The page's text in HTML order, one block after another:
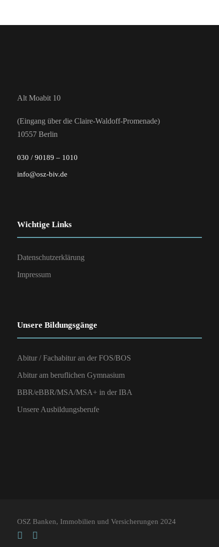
Alt Moabit 10
(Eingang über die Claire-Waldoff-Promenade)
10557 Berlin
030 / 90189 – 1010
info@osz-biv.de
Wichtige Links
Datenschutzerklärung
Impressum
Unsere Bildungsgänge
Abitur / Fachabitur an der FOS/BOS
Abitur am beruflichen Gymnasium
BBR/eBBR/MSA/MSA+ in der IBA
Unsere Ausbildungsberufe
OSZ Banken, Immobilien und Versicherungen 2024